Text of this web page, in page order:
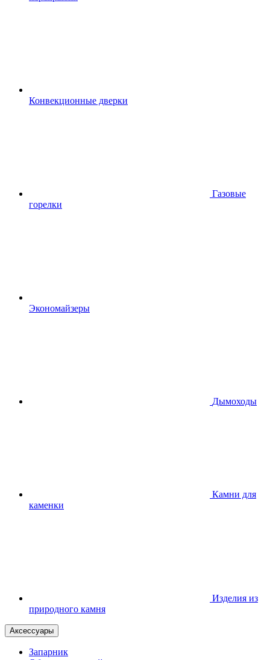
Конвекционные дверки
Газовые
горелки
Экономайзеры
Дымоходы
Камни для
каменки
Изделия из
природного камня
Аксессуары
Запарник